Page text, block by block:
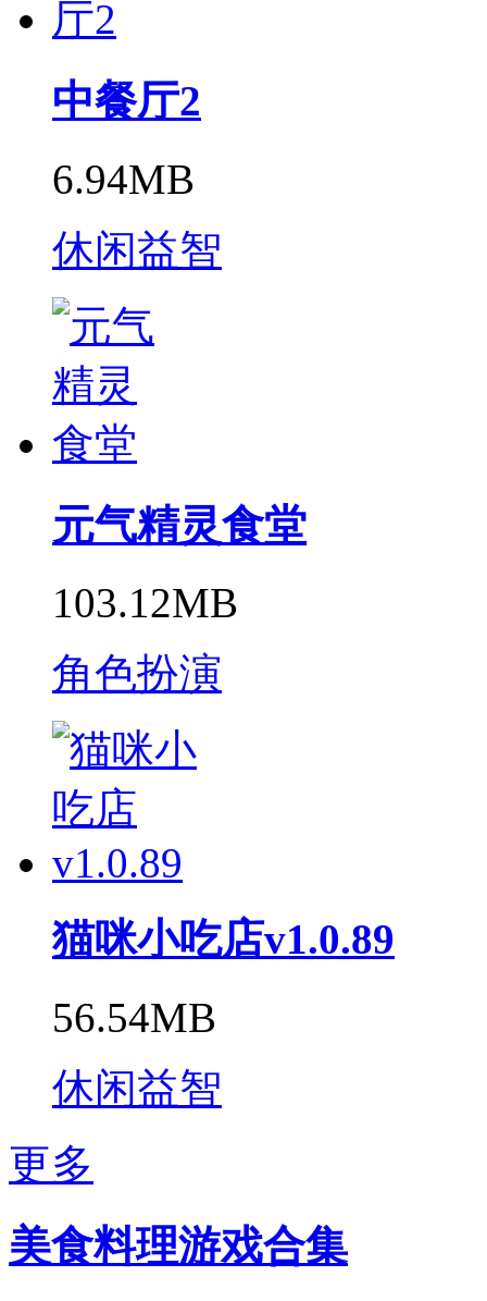
中餐厅2
6.94MB
休闲益智
元气精灵食堂
103.12MB
角色扮演
猫咪小吃店v1.0.89
56.54MB
休闲益智
更多
美食料理游戏合集